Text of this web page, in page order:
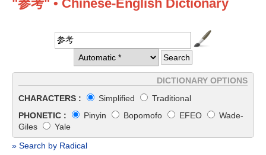
"参考" • Chinese-English Dictionary
DICTIONARY OPTIONS
CHARACTERS :
Simplified
Traditional
PHONETIC :
Pinyin Bopomofo EFEO
Wade-
Giles
Yale
» Search by Radical